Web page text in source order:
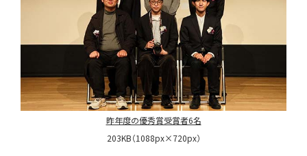
昨年度の優秀賞受賞者6名
203KB（1088px×720px）